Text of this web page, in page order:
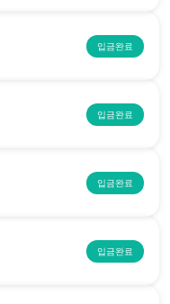
입금완료
입금완료
입금완료
입금완료